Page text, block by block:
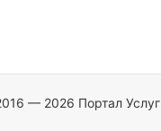
— 2026 Портал Услуг